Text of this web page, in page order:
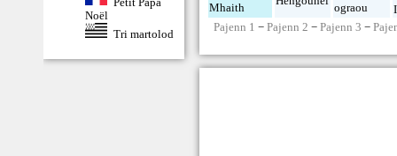
Noël
Tri martolod
Mhaith
ograou
Pajenn 1 − Pajenn 2 − Pajenn 3 −